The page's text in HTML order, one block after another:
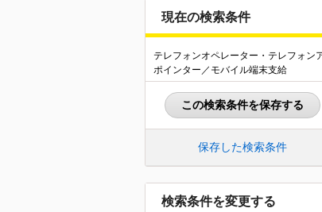
現在の検索条件
テレフォンオペレーター・テレフォン
ポインター／モバイル端末支給
この検索条件を保存する
保存した検索条件
検索条件を変更する